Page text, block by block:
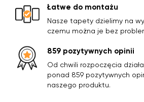
Łatwe do montażu
Nasze tapety dzielimy na
czemu można je bez
859 pozytywnych opinii
Od chwili rozpoczęcia
ponad 859 pozytywnych
naszego produktu.